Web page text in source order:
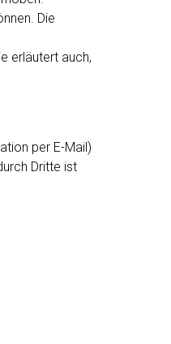
Die
erläutert auch,
per E-Mail)
Dritte ist